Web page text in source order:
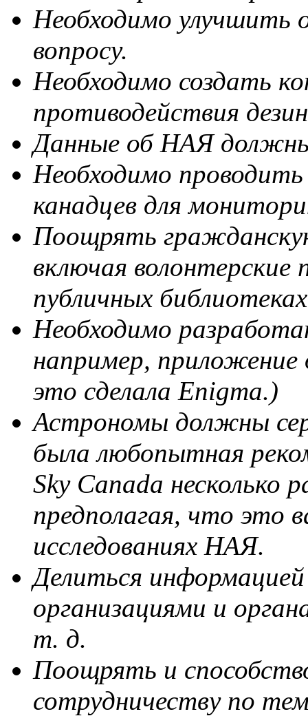
Необходимо
вопросу.
Необходимо создать
противодействия
Данные об НАЯ
Необходимо
канадцев для
Поощрять
включая
публичных
Необходимо
например,
это сделала Enigma.)
Астрономы должны
была любопытная
Sky Canada несколько
предполагая, что это
исследованиях НАЯ.
Делиться
организациями и
т. д.
Поощрять и
сотрудничеству по